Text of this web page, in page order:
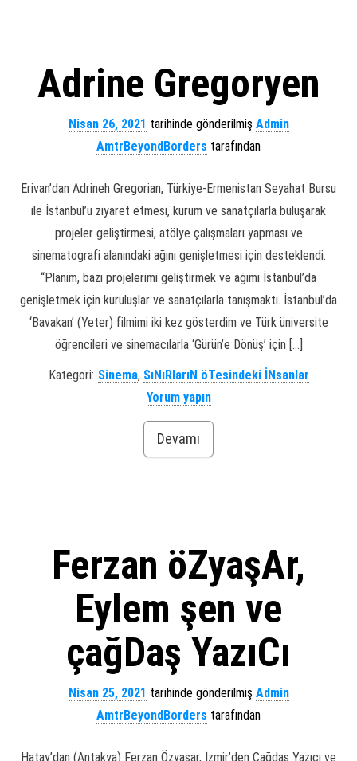
Adrine Gregoryen
Nisan 26, 2021 tarihinde gönderilmiş Admin
AmtrBeyondBorders tarafından
Erivan’dan Adrineh Gregorian, Türkiye-Ermenistan Seyahat Bursu
ile İstanbul’u ziyaret etmesi, kurum ve sanatçılarla buluşarak
projeler geliştirmesi, atölye çalışmaları yapması ve
sinematografi alanındaki ağını genişletmesi için desteklendi.
“Planım, bazı projelerimi geliştirmek ve ağımı İstanbul’da
genişletmek için kuruluşlar ve sanatçılarla tanışmaktı. İstanbul’da
‘Bavakan’ (Yeter) filmimi iki kez gösterdim ve Türk üniversite
öğrencileri ve sinemacılarla ‘Gürün’e Dönüş’ için […]
Kategori: Sinema, SıNıRlarıN öTesindeki İNsanlar
Yorum yapın
Devamı
Ferzan öZyaşAr,
Eylem şen ve
çağDaş YazıCı
Nisan 25, 2021 tarihinde gönderilmiş Admin
AmtrBeyondBorders tarafından
Hatay’dan (Antakya) Ferzan Özyaşar, İzmir’den Çağdaş Yazıcı ve